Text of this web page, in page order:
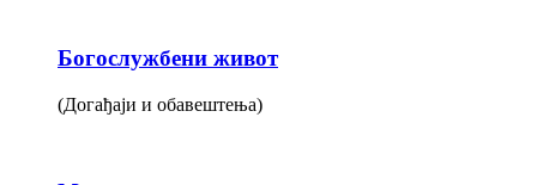
Богослужбени живот
(Догађаји и обавештења)